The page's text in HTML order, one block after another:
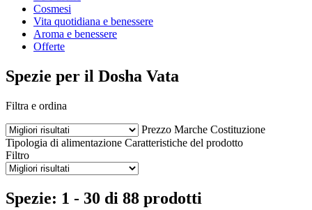
Cosmesi
Vita quotidiana e benessere
Aroma e benessere
Offerte
Spezie per il Dosha Vata
Filtra e ordina
Prezzo Marche Costituzione
Tipologia di alimentazione Caratteristiche del prodotto
Filtro
Spezie: 1 - 30 di 88 prodotti